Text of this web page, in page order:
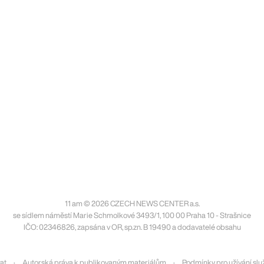
11 am © 2026 CZECH NEWS CENTER a.s.
se sídlem náměstí Marie Schmolkové 3493/1, 100 00 Praha 10 - Strašnice
IČO: 02346826, zapsána v OR, sp.zn. B 19490 a dodavatelé obsahu